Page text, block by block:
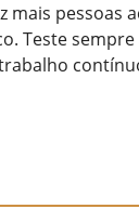
pessoas
Teste